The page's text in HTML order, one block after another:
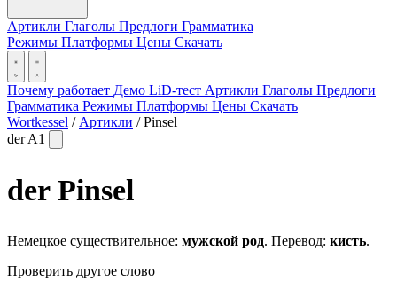
Артикли Глаголы Предлоги Грамматика
Режимы Платформы Цены Скачать
Почему работает Демо LiD-тест Артикли Глаголы Предлоги
Грамматика Режимы Платформы Цены Скачать
Wortkessel / Артикли / Pinsel
derA1
derPinsel
Немецкое существительное: мужской род. Перевод: кисть.
Проверить другое слово